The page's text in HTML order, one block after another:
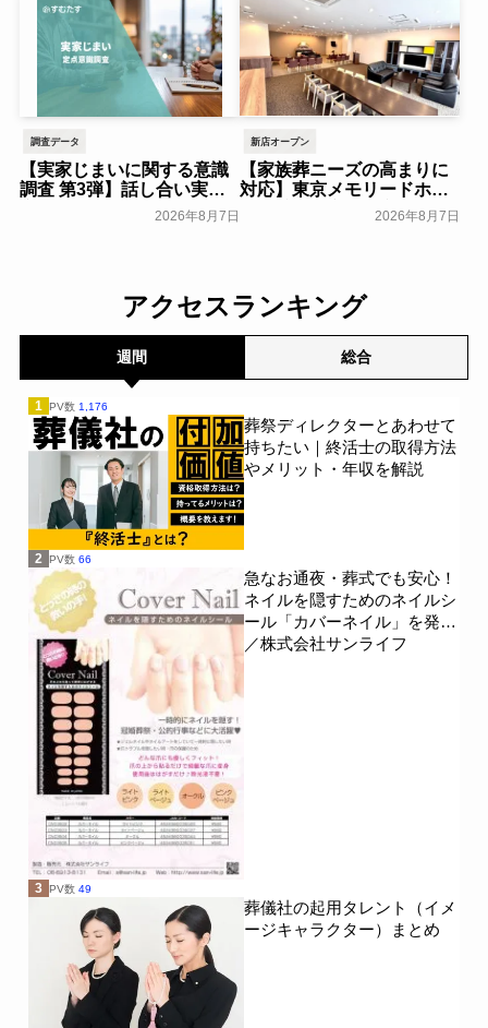
一般公開 一般公開
調査データ
【実家じまいに関する意識
調査 第3弾】話し合い実施
率は29.5％で前回から低
2026年8月7日
新店オープン
【家族葬ニーズの高まりに
対応】東京メモリードホー
ルに貸切型家族葬空間『第
2026年8月7日
アクセスランキング
週間 総合
1 PV数 1,176
葬祭ディレクターとあわせて
持ちたい｜終活士の取得方法
やメリット・年収を解説
2 PV数 66
急なお通夜・葬式でも安心！
ネイルを隠すためのネイルシ
ール「カバーネイル」を発売
／株式会社サンライフ
3 PV数 49
葬儀社の起用タレント（イメ
ージキャラクター）まとめ